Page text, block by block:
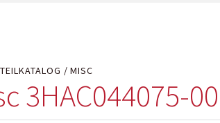
MISC
3HAC044075-